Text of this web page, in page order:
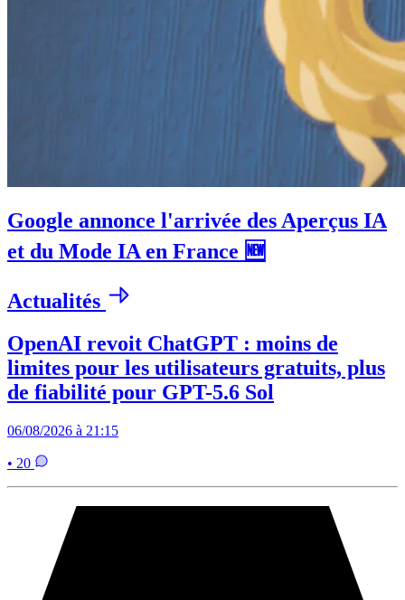
Google annonce l'arrivée des Aperçus IA
et du Mode IA en France 🆕
Actualités
OpenAI revoit ChatGPT : moins de
limites pour les utilisateurs gratuits, plus
de fiabilité pour GPT-5.6 Sol
06/08/2026 à 21:15
• 20